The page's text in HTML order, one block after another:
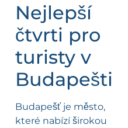
Nejlepší
čtvrti pro
turisty v
Budapešti
Budapešť je město,
které nabízí širokou